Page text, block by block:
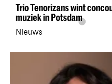
Trio Tenorizans wint
muziek in Potsdam
Nieuws